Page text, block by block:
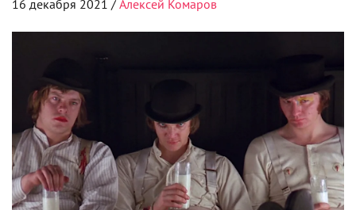
16 декабря 2021 / Алексей Комаров